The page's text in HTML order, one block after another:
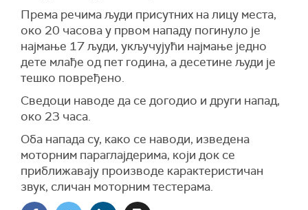
Према речима људи присутних на лицу места,
око 20 часова у првом нападу погинуло је
најмање 17 људи, укључујући најмање једно
дете млађе од пет година, а десетине људи је
тешко повређено.
Сведоци наводе да се догодио и други напад,
око 23 часа.
Оба напада су, како се наводи, изведена
моторним параглајдерима, који док се
приближавају производе карактеристичан
звук, сличан моторним тестерама.